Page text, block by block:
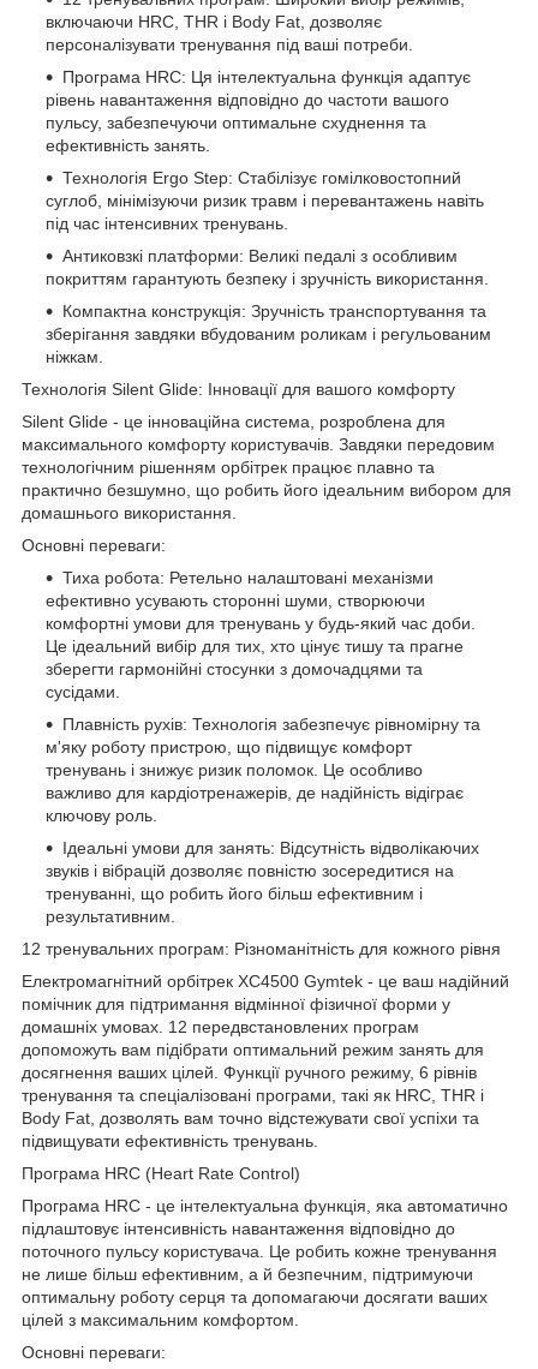
включаючи HRC, THR і Body Fat, дозволяє
персоналізувати тренування під ваші потреби.
Програма HRC: Ця інтелектуальна функція адаптує
рівень навантаження відповідно до частоти вашого
пульсу, забезпечуючи оптимальне схуднення та
ефективність занять.
Технологія Ergo Step: Стабілізує гомілковостопний
суглоб, мінімізуючи ризик травм і перевантажень навіть
під час інтенсивних тренувань.
Антиковзкі платформи: Великі педалі з особливим
покриттям гарантують безпеку і зручність використання.
Компактна конструкція: Зручність транспортування та
зберігання завдяки вбудованим роликам і регульованим
ніжкам.
Технологія Silent Glide: Інновації для вашого комфорту
Silent Glide - це інноваційна система, розроблена для
максимального комфорту користувачів. Завдяки передовим
технологічним рішенням орбітрек працює плавно та
практично безшумно, що робить його ідеальним вибором для
домашнього використання.
Основні переваги:
Тиха робота: Ретельно налаштовані механізми
ефективно усувають сторонні шуми, створюючи
комфортні умови для тренувань у будь-який час доби.
Це ідеальний вибір для тих, хто цінує тишу та прагне
зберегти гармонійні стосунки з домочадцями та
сусідами.
Плавність рухів: Технологія забезпечує рівномірну та
м'яку роботу пристрою, що підвищує комфорт
тренувань і знижує ризик поломок. Це особливо
важливо для кардіотренажерів, де надійність відіграє
ключову роль.
Ідеальні умови для занять: Відсутність відволікаючих
звуків і вібрацій дозволяє повністю зосередитися на
тренуванні, що робить його більш ефективним і
результативним.
12 тренувальних програм: Різноманітність для кожного рівня
Електромагнітний орбітрек XC4500 Gymtek - це ваш надійний
помічник для підтримання відмінної фізичної форми у
домашніх умовах. 12 передвстановлених програм
допоможуть вам підібрати оптимальний режим занять для
досягнення ваших цілей. Функції ручного режиму, 6 рівнів
тренування та спеціалізовані програми, такі як HRC, THR і
Body Fat, дозволять вам точно відстежувати свої успіхи та
підвищувати ефективність тренувань.
Програма HRC (Heart Rate Control)
Програма HRC - це інтелектуальна функція, яка автоматично
підлаштовує інтенсивність навантаження відповідно до
поточного пульсу користувача. Це робить кожне тренування
не лише більш ефективним, а й безпечним, підтримуючи
оптимальну роботу серця та допомагаючи досягати ваших
цілей з максимальним комфортом.
Основні переваги: